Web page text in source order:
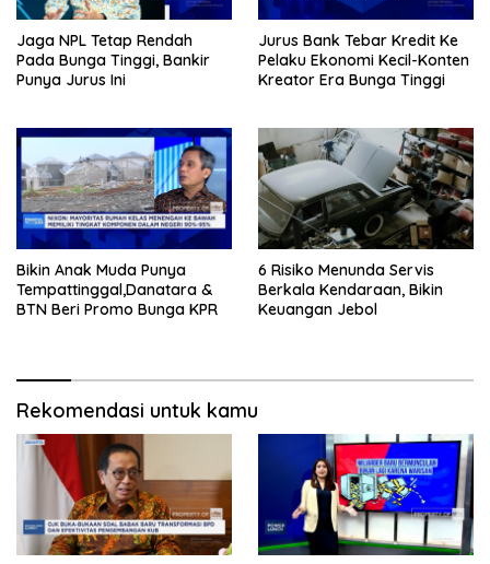
Jaga NPL Tetap Rendah
Pada Bunga Tinggi, Bankir
Punya Jurus Ini
Jurus Bank Tebar Kredit Ke
Pelaku Ekonomi Kecil-Konten
Kreator Era Bunga Tinggi
Bikin Anak Muda Punya
Tempattinggal,Danatara &
BTN Beri Promo Bunga KPR
6 Risiko Menunda Servis
Berkala Kendaraan, Bikin
Keuangan Jebol
Rekomendasi untuk kamu